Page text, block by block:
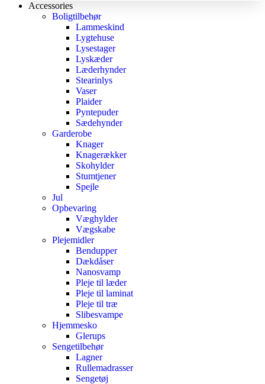
Accessories
Boligtilbehør
Lammeskind
Lygtehuse
Lysestager
Lyskæder
Læderhynder
Stearinlys
Vaser
Plaider
Pyntepuder
Sædehynder
Garderobe
Knager
Knagerækker
Skohylder
Stumtjener
Spejle
Jul
Opbevaring
Væghylder
Vægskabe
Plejemidler
Bendupper
Dækdåser
Nanosvamp
Pleje til læder
Pleje til laminat
Pleje til træ
Slibesvampe
Hjemmesko
Glerups
Sengetilbehør
Lagner
Rullemadrasser
Sengetøj